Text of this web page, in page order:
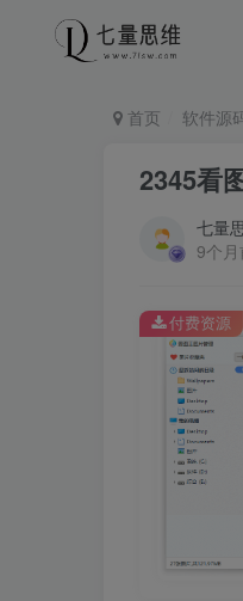
首页 软件源
2345看
七量
9个
付费资源